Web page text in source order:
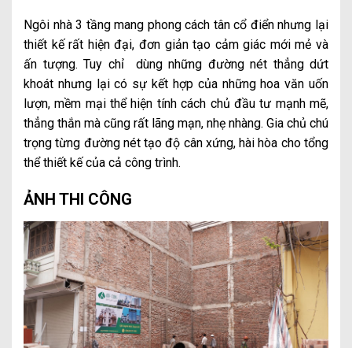
Ngôi nhà 3 tầng mang phong cách tân cổ điển nhưng lại
thiết kế rất hiện đại, đơn giản tạo cảm giác mới mẻ và
ấn tượng. Tuy chỉ dùng những đường nét thẳng dứt
khoát nhưng lại có sự kết hợp của những hoa văn uốn
lượn, mềm mại thể hiện tính cách chủ đầu tư mạnh mẽ,
thẳng thắn mà cũng rất lãng mạn, nhẹ nhàng. Gia chủ chú
trọng từng đường nét tạo độ cân xứng, hài hòa cho tổng
thể thiết kế của cả công trình.
ẢNH THI CÔNG